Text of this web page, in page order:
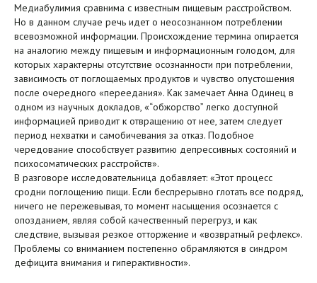
Медиабулимия сравнима с известным пищевым расстройством.
Но в данном случае речь идет о неосознанном потреблении
всевозможной информации. Происхождение термина опирается
на аналогию между пищевым и информационным голодом, для
которых характерны отсутствие осознанности при потреблении,
зависимость от поглощаемых продуктов и чувство опустошения
после очередного «переедания». Как замечает Анна Одинец в
одном из научных докладов, «“обжорство” легко доступной
информацией приводит к отвращению от нее, затем следует
период нехватки и самобичевания за отказ. Подобное
чередование способствует развитию депрессивных состояний и
психосоматических расстройств».
В разговоре исследовательница добавляет: «Этот процесс
сродни поглощению пищи. Если беспрерывно глотать все подряд,
ничего не пережевывая, то момент насыщения осознается с
опозданием, являя собой качественный перегруз, и как
следствие, вызывая резкое отторжение и «возвратный рефлекс».
Проблемы со вниманием постепенно обрамляются в синдром
дефицита внимания и гиперактивности».